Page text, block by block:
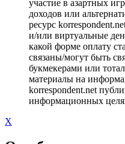
участие в азартных
доходов или
ресурс
и/или виртуальные
какой форме оплату
связаны/могут быть
букмекерами или
материалы на
korrespondent.net
информационных
X